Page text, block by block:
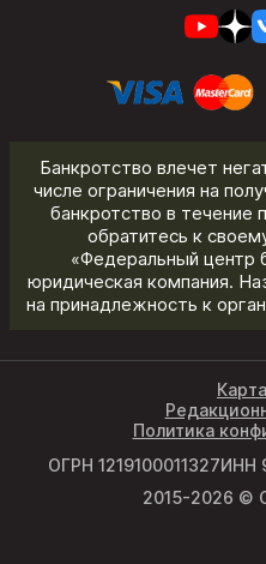
Банкротство влечет
числе ограничения на
банкротство в течение
обратитесь к
«Федеральный центр
юридическая компания.
на принадлежность к
ОГРН 1219100011327ИНН
2015-2026 ©
Политика